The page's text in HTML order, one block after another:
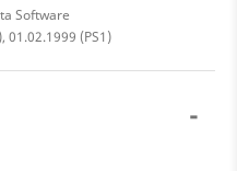
Software
01.02.1999 (PS1)
-